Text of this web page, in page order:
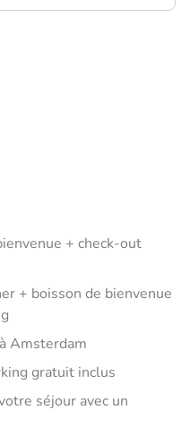
+ check-out
+ boisson de bienvenue
Amsterdam
gratuit inclus
séjour avec un